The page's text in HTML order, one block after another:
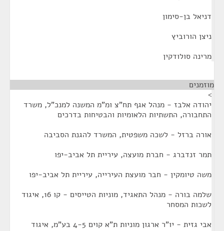
דניאל בן-סימון
ניצן הורוביץ
מרינה סולודקין
מוזמנים
>
יהודה אלבז - מנהל אגף תח"צ ומ"מ המשנה למנכ"ל, משרד
התחבורה, התשתיות הלאומיות והבטיחות בדרכים
אורה ברזל - לשכה משפטית, המשרד להגנת הסביבה
תמר זנדברג - חברת מועצה, עיריית תל אביב-יפו
משה טיומקין - חבר מועצת העירייה, עיריית תל אביב-יפו
שלמה בורה - מנהל התאגיד, מוניות הטייסים - קו 16, איגוד
לשכות המסחר
אבי גזית - יו"ר ארגון מוניות ת"א קוים 4-5 בע"מ, איגוד